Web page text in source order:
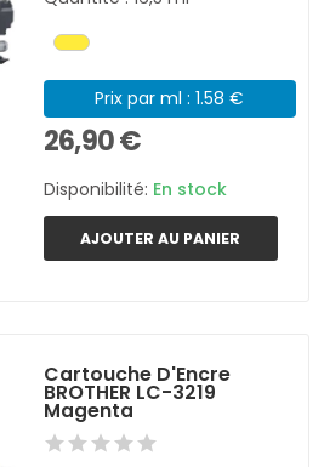
Prix par ml : 1.58 €
26,90 €
Disponibilité: En stock
AJOUTER AU PANIER
Cartouche D'Encre
BROTHER LC-3219
Magenta